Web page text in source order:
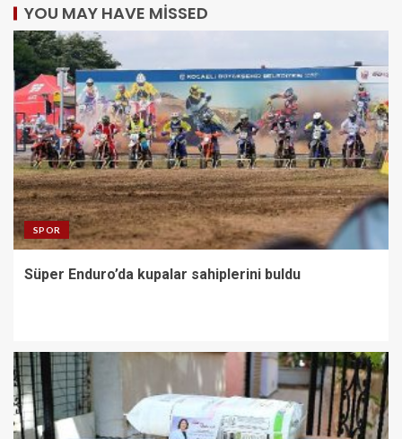
YOU MAY HAVE MISSED
SPOR
Süper Enduro’da kupalar sahiplerini buldu